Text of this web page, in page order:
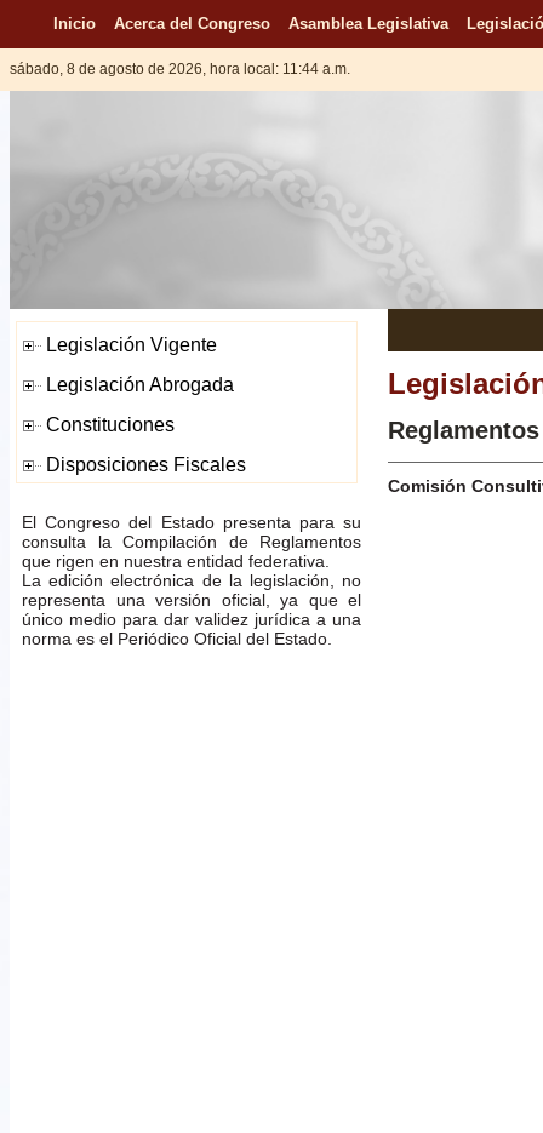
Inicio Acerca del Congreso Asamblea Legislativa
sábado, 8 de agosto de 2026, hora local: 11:44 a.m.
El Congreso del Estado presenta para su
consulta la Compilación de Reglamentos
que rigen en nuestra entidad federativa.
La edición electrónica de la legislación, no
representa una versión oficial, ya que el
único medio para dar validez jurídica a una
norma es el Periódico Oficial del Estado.
Reglamentos
Comisión